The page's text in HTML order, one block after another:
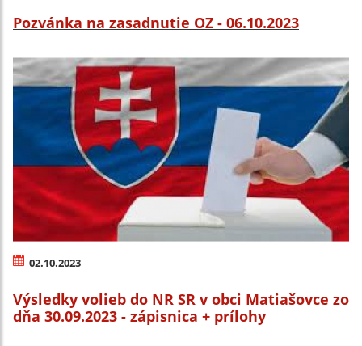
Pozvánka na zasadnutie OZ - 06.10.2023
02.10.2023
Výsledky volieb do NR SR v obci Matiašovce zo
dňa 30.09.2023 - zápisnica + prílohy